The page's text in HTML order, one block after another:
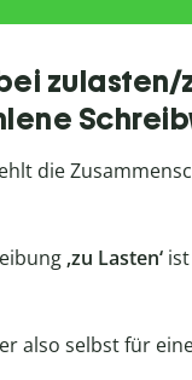
zulasten/
die
‚zu Lasten‘
also selbst für